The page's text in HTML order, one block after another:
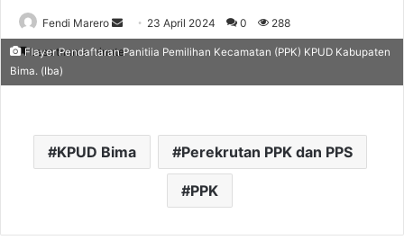
Fendi Marero
Send
an
23 April 2024 0 288
Less than a minute
Flayer Pendaftaran Panitiia Pemilihan Kecamatan (PPK) KPUD Kabupaten
Bima. (Iba)
KPUD Bima Perekrutan PPK dan PPS
PPK